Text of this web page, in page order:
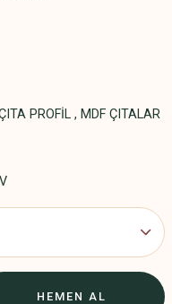
PROFİL , MDF ÇITALAR
HEMEN AL